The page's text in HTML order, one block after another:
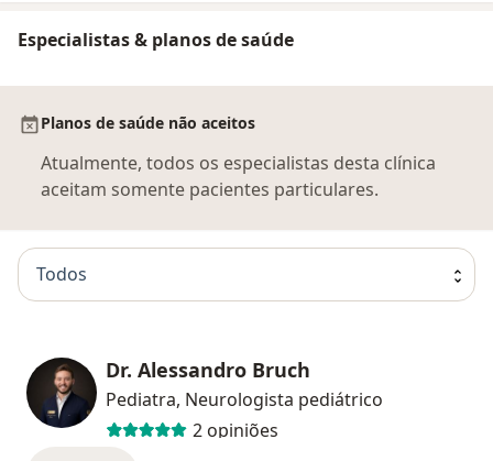
Especialistas & planos de saúde
Planos de saúde não aceitos
Atualmente, todos os especialistas desta clínica
aceitam somente pacientes particulares.
Todos
Dr. Alessandro Bruch
Pediatra, Neurologista pediátrico
2 opiniões